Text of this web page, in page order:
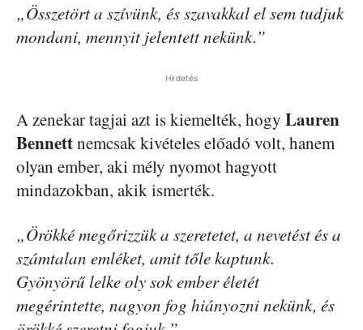
„Összetört a szívünk, és szavakkal el sem tudjuk
mondani, mennyit jelentett nekünk.”
Hirdetés
A zenekar tagjai azt is kiemelték, hogy Lauren
Bennettnemcsak kivételes előadó volt, hanem
olyan ember, aki mély nyomot hagyott
mindazokban, akik ismerték.
„Örökké megőrizzük a szeretetet, a nevetést és a
számtalan emléket, amit tőle kaptunk.
Gyönyörű lelke oly sok ember életét
megérintette, nagyon fog hiányozni nekünk, és